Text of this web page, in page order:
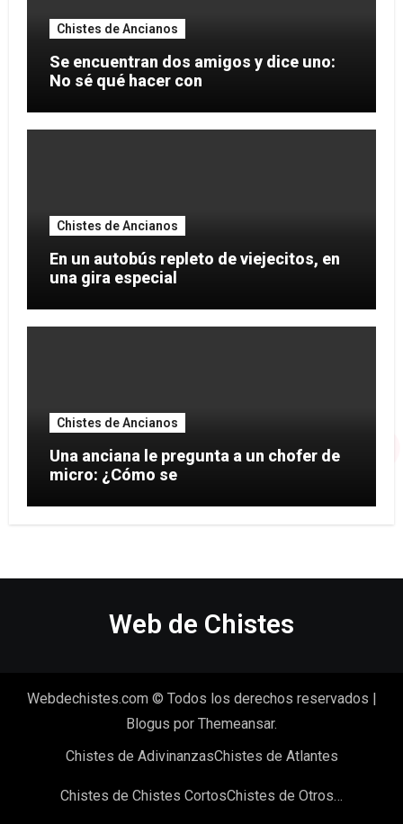
Chistes de Ancianos
Se encuentran dos amigos y dice uno:
No sé qué hacer con
Chistes de Ancianos
En un autobús repleto de viejecitos, en
una gira especial
Chistes de Ancianos
Una anciana le pregunta a un chofer de
micro: ¿Cómo se
Web de Chistes
Webdechistes.com © Todos los derechos reservados
Blogus por Themeansar.
Chistes de AdivinanzasChistes de Atlantes
Chistes de Chistes CortosChistes de Otros…